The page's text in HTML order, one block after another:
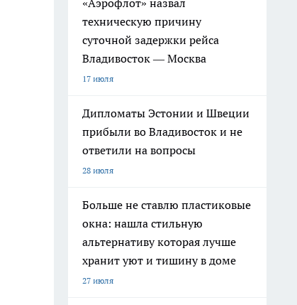
«Аэрофлот» назвал
техническую причину
суточной задержки рейса
Владивосток — Москва
17 июля
Дипломаты Эстонии и Швеции
прибыли во Владивосток и не
ответили на вопросы
28 июля
Больше не ставлю пластиковые
окна: нашла стильную
альтернативу которая лучше
хранит уют и тишину в доме
27 июля